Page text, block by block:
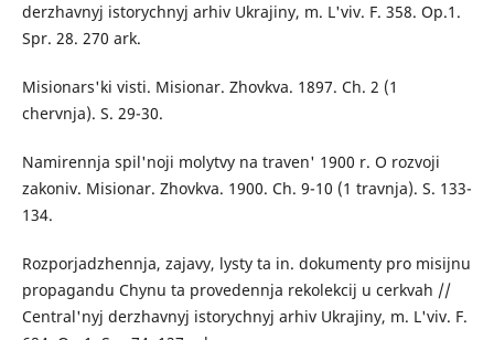
derzhavnyj istorychnyj arhiv Ukrajiny, m. L'viv. F. 358. Op.1.
Spr. 28. 270 ark.
Misionars'ki visti. Misionar. Zhovkva. 1897. Ch. 2 (1
chervnja). S. 29-30.
Namirennja spil'noji molytvy na traven' 1900 r. O rozvoji
zakoniv. Misionar. Zhovkva. 1900. Ch. 9-10 (1 travnja). S. 133-
134.
Rozporjadzhennja, zajavy, lysty ta in. dokumenty pro misijnu
propagandu Chynu ta provedennja rekolekcij u cerkvah //
Central'nyj derzhavnyj istorychnyj arhiv Ukrajiny, m. L'viv. F.